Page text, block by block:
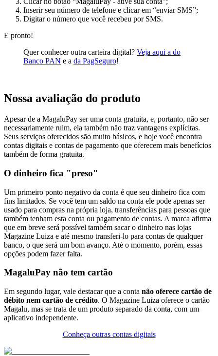
Inserir seu número de telefone e clicar em “enviar SMS”;
Digitar o número que você recebeu por SMS.
E pronto!
Quer conhecer outra carteira digital? Veja aqui a do
Banco PAN e a da PagSeguro!
Nossa avaliação do produto
Apesar de a MagaluPay ser uma conta gratuita, e, portanto, não ser
necessariamente ruim, ela também não traz vantagens explícitas.
Seus serviços oferecidos são muito básicos, e hoje você encontra
contas digitais e contas de pagamento que oferecem mais benefícios
também de forma gratuita.
O dinheiro fica "preso"
Um primeiro ponto negativo da conta é que seu dinheiro fica com
fins limitados. Se você tem um saldo na conta ele pode apenas ser
usado para compras na própria loja, transferências para pessoas que
também tenham esta conta ou pagamento de contas. A marca afirma
que em breve será possível também sacar o dinheiro nas lojas
Magazine Luiza e até mesmo transferi-lo para contas de qualquer
banco, o que será um bom avanço. Até o momento, porém, essas
opções podem fazer falta.
MagaluPay não tem cartão
Em segundo lugar, vale destacar que a conta não oferece cartão de
débito nem cartão de crédito. O Magazine Luiza oferece o cartão
Magalu, mas se trata de um produto separado da conta, com um
aplicativo independente.
Conheça outras contas digitais